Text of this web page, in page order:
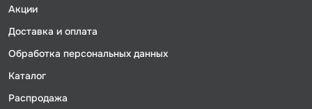
Акции
Доставка и оплата
Обработка персональных данных
Каталог
Распродажа